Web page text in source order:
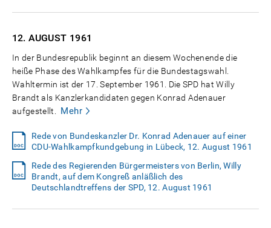
12. AUGUST 1961
In der Bundesrepublik beginnt an diesem Wochenende die
heiße Phase des Wahlkampfes für die Bundestagswahl.
Wahltermin ist der 17. September 1961. Die SPD hat Willy
Brandt als Kanzlerkandidaten gegen Konrad Adenauer
aufgestellt.
Mehr
Rede von Bundeskanzler Dr. Konrad Adenauer auf einer
CDU-Wahlkampfkundgebung in Lübeck, 12. August 1961
Rede des Regierenden Bürgermeisters von Berlin, Willy
Brandt, auf dem Kongreß anläßlich des
Deutschlandtreffens der SPD, 12. August 1961